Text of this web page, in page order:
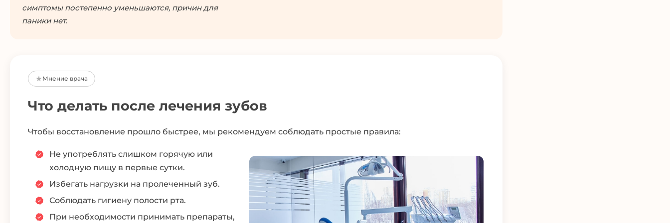
симптомы постепенно уменьшаются, причин для
паники нет.
Мнение врача
Что делать после лечения зубов
Чтобы восстановление прошло быстрее, мы рекомендуем соблюдать простые правила:
Не употреблять слишком горячую или
холодную пищу в первые сутки.
Избегать нагрузки на пролеченный зуб.
Соблюдать гигиену полости рта.
При необходимости принимать препараты,